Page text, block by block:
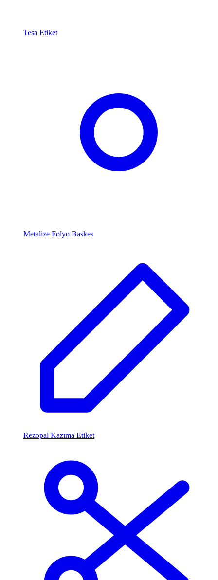
Tesa Etiket
Metalize Folyo Baskes
Rezopal Kazıma Etiket